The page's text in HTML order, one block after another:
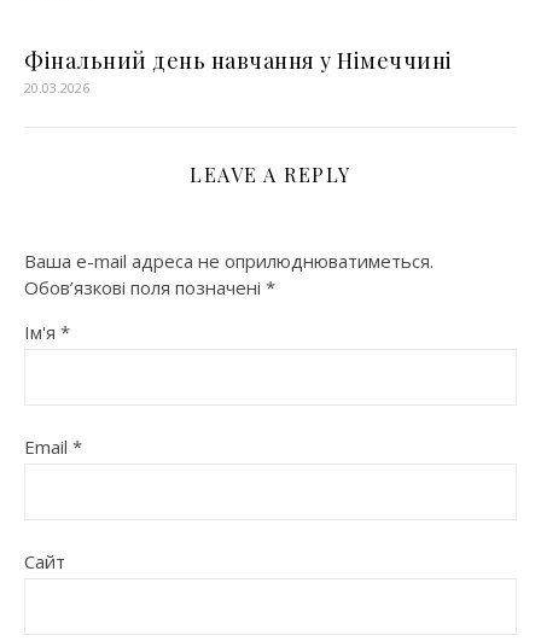
Фінальний день навчання у Німеччині
20.03.2026
LEAVE A REPLY
Ваша e-mail адреса не оприлюднюватиметься.
Обов’язкові поля позначені *
Ім'я *
Email *
Сайт